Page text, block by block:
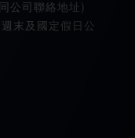
公司聯絡地址)
末及國定假日公